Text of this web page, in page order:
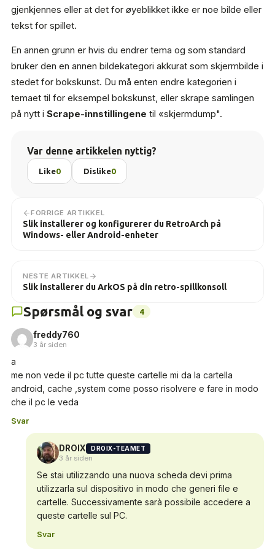
gjenkjennes eller at det for øyeblikket ikke er noe bilde eller
tekst for spillet.
En annen grunn er hvis du endrer tema og som standard
bruker den en annen bildekategori akkurat som skjermbilde i
stedet for bokskunst. Du må enten endre kategorien i
temaet til for eksempel bokskunst, eller skrape samlingen
på nytt i Scrape-innstillingene til «skjermdump".
Var denne artikkelen nyttig?
Like0 Dislike0
FORRIGE ARTIKKEL
Slik installerer og konfigurerer du RetroArch på
Windows- eller Android-enheter
NESTE ARTIKKEL
Slik installerer du ArkOS på din retro-spillkonsoll
Spørsmål og svar 4
freddy760
3 år siden
a
me non vede il pc tutte queste cartelle mi da la cartella
android, cache ,system come posso risolvere e fare in modo
che il pc le veda
Svar
DROIX DROIX-TEAMET
3 år siden
Se stai utilizzando una nuova scheda devi prima
utilizzarla sul dispositivo in modo che generi file e
cartelle. Successivamente sarà possibile accedere a
queste cartelle sul PC.
Svar